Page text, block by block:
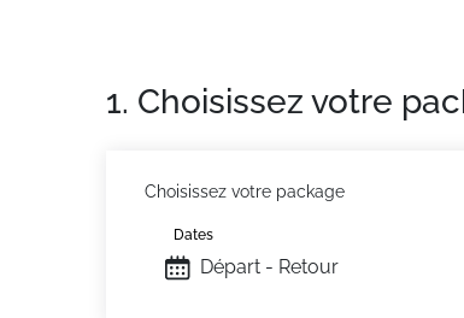
1. Choisissez votre
Choisissez votre package
Départ - Retour
Dates